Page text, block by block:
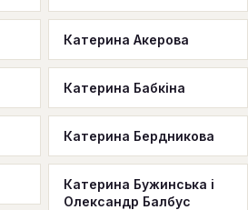
Катерина Акерова
Катерина Бабкіна
Катерина Бердникова
Катерина Бужинська і
Олександр Балбус